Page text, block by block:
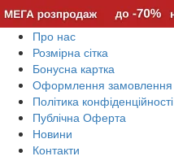
Про нас
Розмірна сітка
Бонусна картка
Оформлення замовлення
Політика конфіденційності
Публічна Оферта
Новини
Контакти